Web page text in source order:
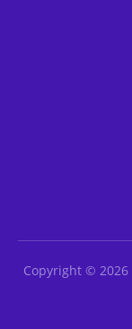
Copyright © 2026